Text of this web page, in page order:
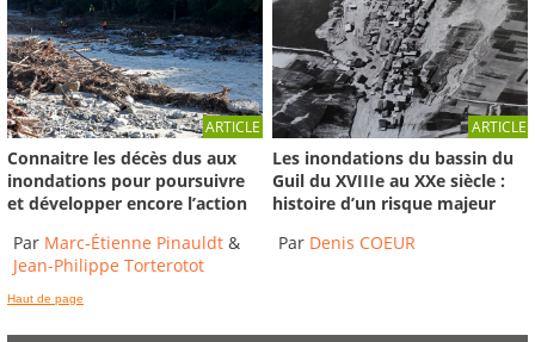
ARTICLE
Connaitre les décès dus aux
inondations pour poursuivre
et développer encore l’action
Par Marc-Étienne Pinauldt &
Jean-Philippe Torterotot
ARTICLE
Les inondations du bassin du
Guil du XVIIIe au XXe siècle :
histoire d’un risque majeur
Par Denis COEUR
Haut de page